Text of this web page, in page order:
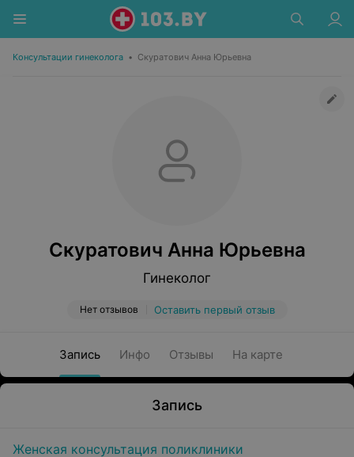
Консультации гинеколога • Скуратович Анна Юрьевна
Скуратович Анна Юрьевна
Гинеколог
Нет отзывов Оставить первый отзыв
Запись Инфо Отзывы На карте
Запись
Женская консультация поликлиники